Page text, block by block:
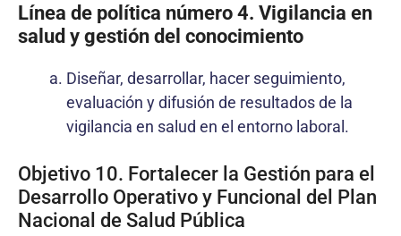
Línea de política número 4. Vigilancia en
salud y gestión del conocimiento
Diseñar, desarrollar, hacer seguimiento,
evaluación y difusión de resultados de la
vigilancia en salud en el entorno laboral.
Objetivo 10. Fortalecer la Gestión para el
Desarrollo Operativo y Funcional del Plan
Nacional de Salud Pública